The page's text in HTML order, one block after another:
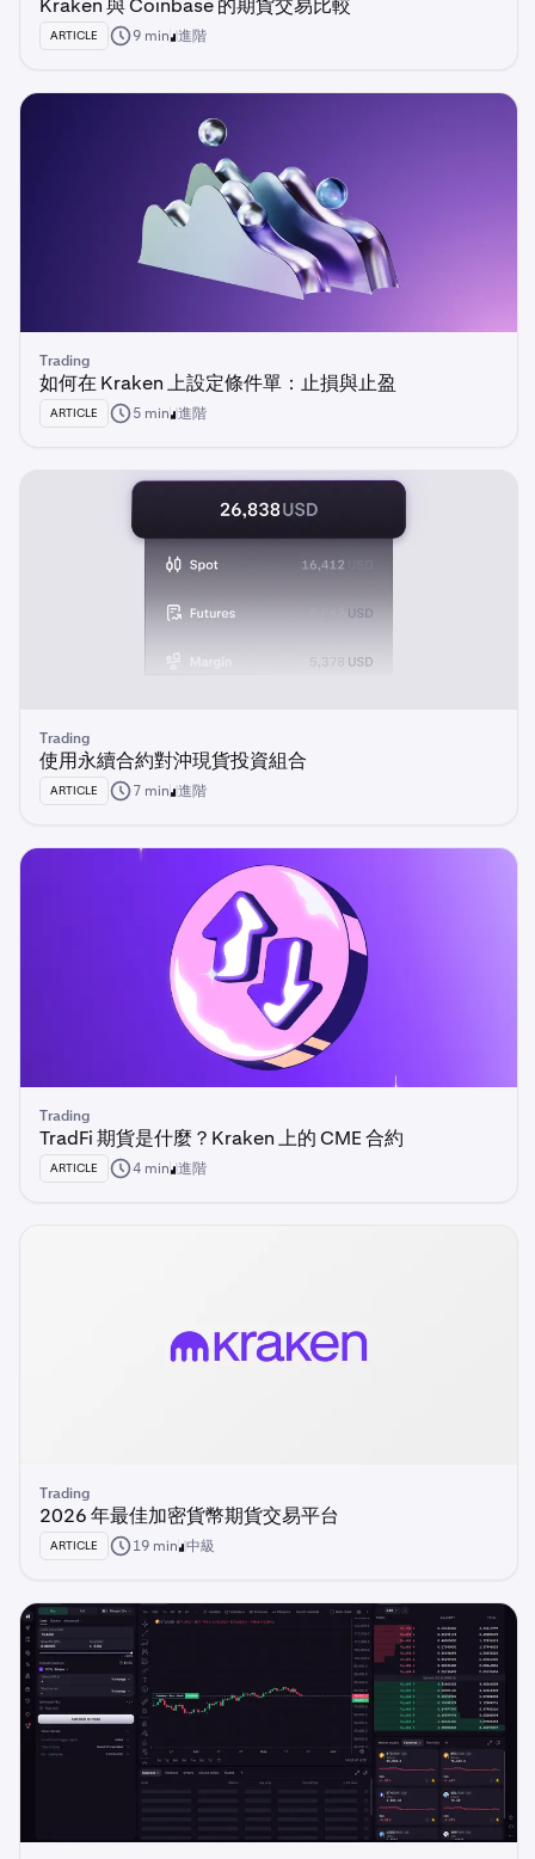
Kraken 與 Coinbase 的期貨交易比較
ARTICLE 9 min 進階
Trading
如何在 Kraken 上設定條件單：止損與止盈
ARTICLE 5 min 進階
Trading
使用永續合約對沖現貨投資組合
ARTICLE 7 min 進階
Trading
TradFi 期貨是什麼？Kraken 上的 CME 合約
ARTICLE 4 min 進階
Trading
2026 年最佳加密貨幣期貨交易平台
ARTICLE 19 min 中級